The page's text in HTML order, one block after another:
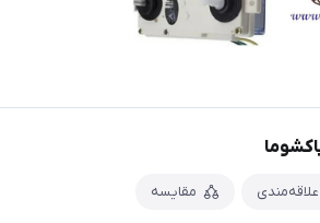
علاقه‌مندی مقایسه